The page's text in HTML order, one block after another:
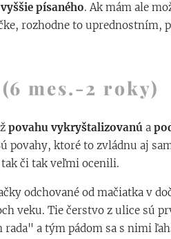
písaného. Ak mám ale
rozhodne to uprednostním,
mes.-2 roky)
povahu vykryštalizovanú a
povahy, ktoré to zvládnu aj
či tak veľmi ocenili.
odchované od mačiatka v
veku. Tie čerstvo z ulice sú
rada" a tým pádom sa s nimi